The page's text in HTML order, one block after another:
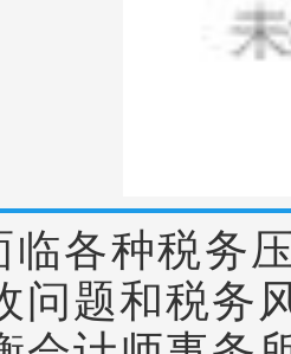
临各种税务
问题和税务